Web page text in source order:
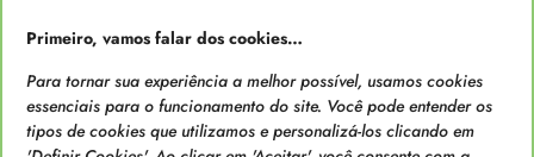
Primeiro, vamos falar dos cookies…
Para tornar sua experiência a melhor possível, usamos cookies
essenciais para o funcionamento do site. Você pode entender os
tipos de cookies que utilizamos e personalizá-los clicando em